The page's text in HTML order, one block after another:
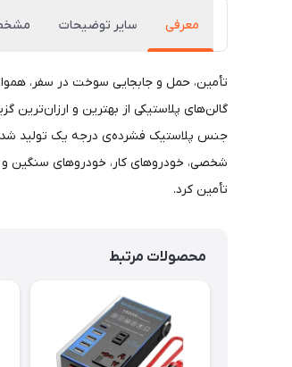
معرفی سایر توضیحات
تأمین، حمل و جابجایی سوخت در سفر،
جنس پلاستیک فشرده‌ی درجه یک تولید شده
شخصی، خودروهای کار، خودروهای سنگین و
تأمین کرد.
محصولات مرتبط